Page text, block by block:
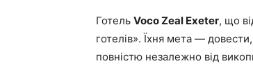
Готель Voco Zeal Exeter, що
готелів». Їхня мета —
повністю незалежно від